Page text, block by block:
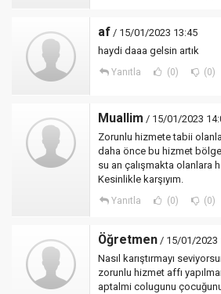
af / 15/01/2023 13:45
haydi daaa gelsin artık
Yanıtla (0) (0)
Muallim / 15/01/2023
Zorunlu hizmete tabii
daha önce bu hizmet
su an çalışmakta olanlara
Kesinlikle karşıyım.
Yanıtla (0) (0)
Öğretmen / 15/01/2023
Nasıl karıştırmayı
zorunlu hizmet affı
aptalmi colugunu